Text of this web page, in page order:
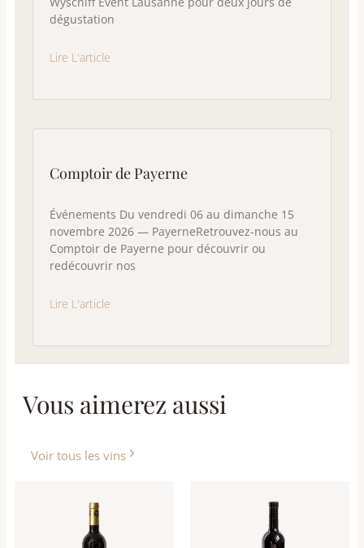
dégustation
Lire L'article
Comptoir de Payerne
Événements Du vendredi 06 au dimanche 15
novembre 2026 — PayerneRetrouvez-nous au
Comptoir de Payerne pour découvrir ou
redécouvrir nos
Lire L'article
Vous aimerez aussi
Voir tous les vins